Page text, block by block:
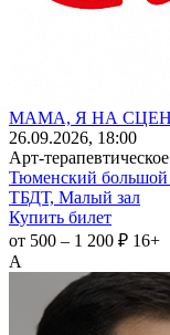
МАМА, Я НА
26.09.2026, 18:00
Арт-
Тюменский большой
ТБДТ, Малый зал
Купить билет
от 500 – 1 200 ₽ 16+
А